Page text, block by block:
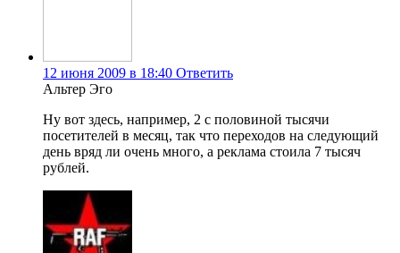
12 июня 2009 в 18:40 Ответить
Альтер Эго
Ну вот здесь, например, 2 с половиной тысячи
посетителей в месяц, так что переходов на следующий
день вряд ли очень много, а реклама стоила 7 тысяч
рублей.